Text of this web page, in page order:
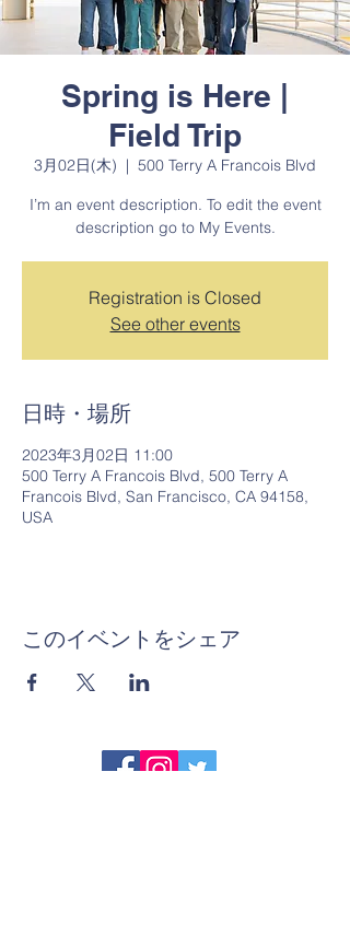
Spring is Here |
Field Trip
3月02日(木)
  |
500 Terry A Francois Blvd
I’m an event description. To edit the event
description go to My Events.
Registration is Closed
See other events
日時・場所
2023年3月02日 11:00
500 Terry A Francois Blvd, 500 Terry A
Francois Blvd, San Francisco, CA 94158,
USA
このイベントをシェア